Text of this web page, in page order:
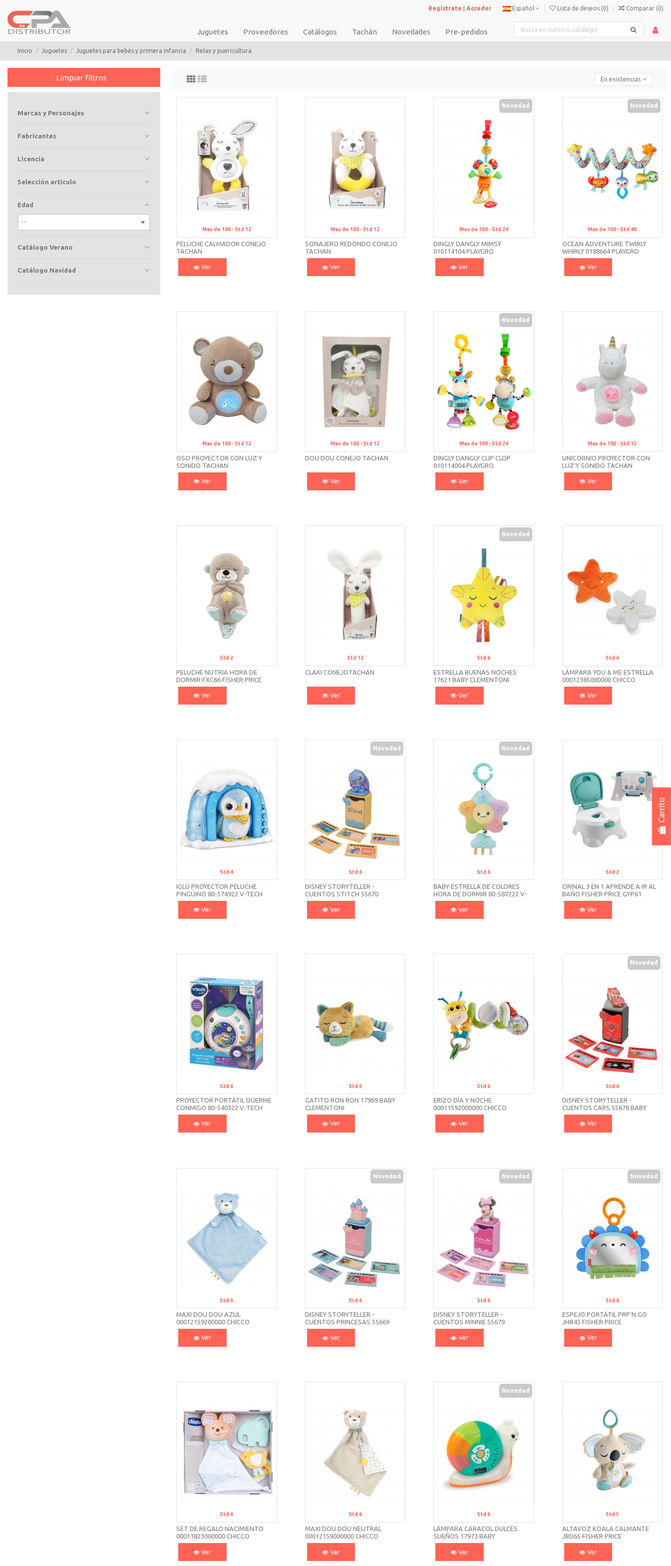
Carrito
Regístrate Acceder Español Lista de deseos (0) Comparar (0)
Juguetes Proveedores Catálogos Tachán Novedades Pre-pedidos
Inicio Juguetes Juguetes para bebés y primera infancia Relax y puericultura
En existencias
Mas de 100 - Std 12
PELUCHE CALMADOR CONEJO
TACHAN
Ver
Mas de 100 - Std 12
SONAJERO REDONDO CONEJO
TACHAN
Ver
Novedad
Mas de 100 - Std 24
DINGLY DANGLY MIMSY
010114104 PLAYGRO
Ver
Novedad
Mas de 100 - Std 48
OCEAN ADVENTURE TWIRLY
WHIRLY 0188664 PLAYGRO
Ver
Mas de 100 - Std 12
OSO PROYECTOR CON LUZ Y
SONIDO TACHAN
Ver
Mas de 100 - Std 12
DOU DOU CONEJO TACHAN
Ver
Novedad
Mas de 100 - Std 24
DINGLY DANGLY CLIP CLOP
010114004 PLAYGRO
Ver
Mas de 100 - Std 12
UNICORNIO PROYECTOR CON
LUZ Y SONIDO TACHAN
Ver
Std 2
PELUCHE NUTRIA HORA DE
DORMIR FXC66 FISHER PRICE
Ver
Std 12
CLAKI CONEJOTACHAN
Ver
Novedad
Std 6
ESTRELLA BUENAS NOCHES
17621 BABY CLEMENTONI
Ver
Std 6
LÁMPARA YOU & ME ESTRELLA
00012385000000 CHICCO
Ver
Std 4
IGLÚ PROYECTOR PELUCHE
PINGÜINO 80-574922 V-TECH
Ver
Novedad
Std 6
DISNEY STORYTELLER -
CUENTOS STITCH 55670
CLEMENTONI
Ver
Novedad
Std 6
BABY ESTRELLA DE COLORES
HORA DE DORMIR 80-587222 V-
TECH
Ver
Std 2
ORINAL 3 EN 1 APRENDE A IR AL
BAÑO FISHER PRICE GYP61
MATTEL
Ver
Std 6
PROYECTOR PORTÁTIL DUERME
CONMIGO 80-540322 V-TECH
Ver
Std 6
GATITO RON RON 17969 BABY
CLEMENTONI
Ver
Std 6
ERIZO DÍA Y NOCHE
00011592000000 CHICCO
Ver
Novedad
Std 6
DISNEY STORYTELLER -
CUENTOS CARS 55678 BABY
CLEMENTONI
Ver
Std 6
MAXI DOU DOU AZUL
00012159200000 CHICCO
Ver
Novedad
Std 6
DISNEY STORYTELLER -
CUENTOS PRINCESAS 55669
CLEMENTONI
Ver
Novedad
Std 6
DISNEY STORYTELLER -
CUENTOS MINNIE 55679
CLEMENTONI
Ver
Novedad
Std 6
ESPEJO PORTÁTIL PRP'N GO
JHB45 FISHER PRICE
Ver
Std 6
SET DE REGALO NACIMIENTO
00011823000000 CHICCO
Ver
Std 6
MAXI DOU DOU NEUTRAL
00012159000000 CHICCO
Ver
Novedad
Std 6
LÁMPARA CARACOL DULCES
SUEÑOS 17973 BABY
CLEMENTONI
Ver
Std 3
ALTAVOZ KOALA CALMANTE
JBD65 FISHER PRICE
Ver
Limpiar filtros
Marcas y Personajes
Fabricantes
Licencia
Selección artículo
Edad
Catálogo Verano
Catálogo Navidad